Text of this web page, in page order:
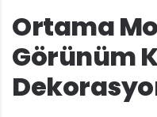
Ortama
Görünüm